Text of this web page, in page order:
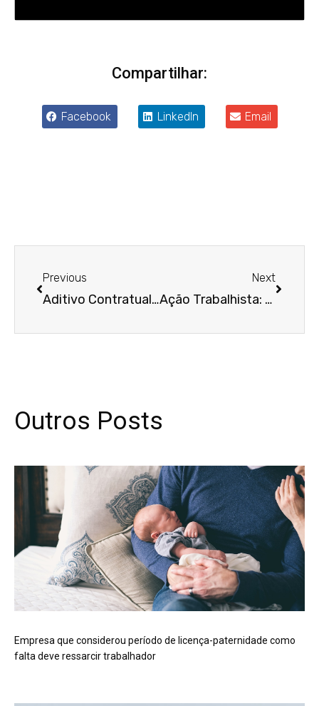
Compartilhar:
Facebook LinkedIn Email
Previous
Aditivo Contratual: como e quando deve ser feito?
Next
Ação Trabalhista: o que fazer ao receber uma notificação do Poder Judiciário?
Outros Posts
Empresa que considerou período de licença-paternidade como
falta deve ressarcir trabalhador